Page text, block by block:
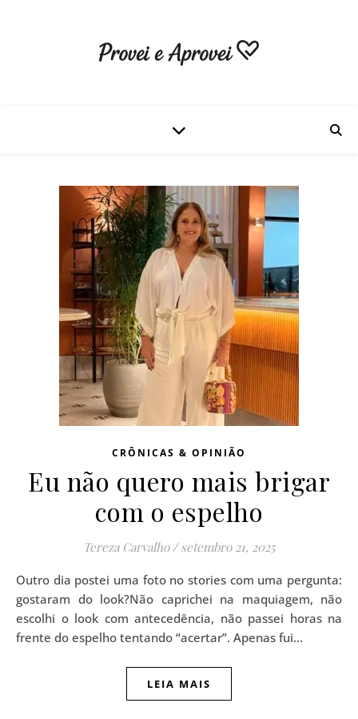
CRÔNICAS & OPINIÃO
Eu não quero mais brigar
com o espelho
Tereza Carvalho / setembro 21, 2025
Outro dia postei uma foto no stories com uma pergunta:
gostaram do look?Não caprichei na maquiagem, não
escolhi o look com antecedência, não passei horas na
frente do espelho tentando “acertar”. Apenas fui…
LEIA MAIS